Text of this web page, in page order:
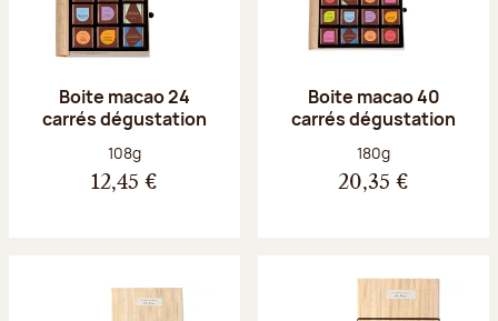
Boite macao 24
carrés dégustation
Poids net :
108g
12,45 €
Boite macao 40
carrés dégustation
Poids net :
180g
20,35 €